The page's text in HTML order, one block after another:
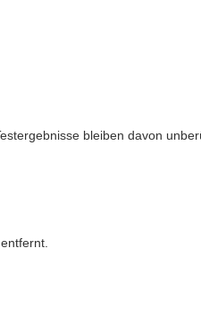
bleiben davon